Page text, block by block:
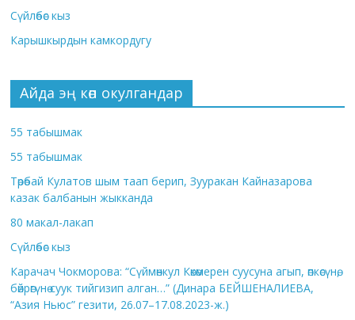
Сүйлөбөс кыз
Карышкырдын камкордугу
Айда эң көп окулгандар
55 табышмак
55 табышмак
Төрөбай Кулатов шым таап берип, Зууракан Кайназарова
казак балбанын жыкканда
80 макал-лакап
Сүйлөбөс кыз
Карачач Чокморова: “Сүймөнкул Көкөмерен суусуна агып, өпкөсүнө,
бөйрөгүнө суук тийгизип алган…” (Динара БЕЙШЕНАЛИЕВА,
“Азия Ньюс” гезити, 26.07–17.08.2023-ж.)